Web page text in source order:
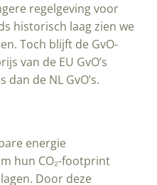
regelgeving voor
historisch laag zien we
Toch blijft de GvO-
van de EU GvO’s
de NL GvO’s.
energie
hun CO₂-footprint
Door deze